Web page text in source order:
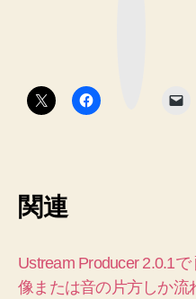
関連
Ustream Producer 2.0.1
像または音の片方しか流